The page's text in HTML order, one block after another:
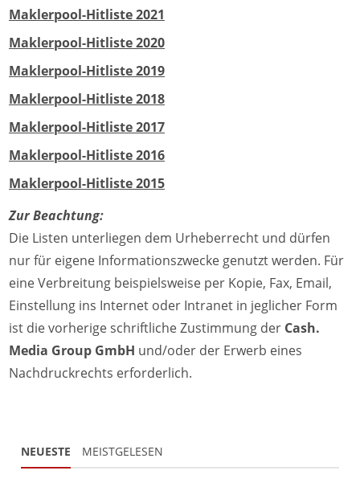
Maklerpool-Hitliste 2021
Maklerpool-Hitliste 2020
Maklerpool-Hitliste 2019
Maklerpool-Hitliste 2018
Maklerpool-Hitliste 2017
Maklerpool-Hitliste 2016
Maklerpool-Hitliste 2015
Zur Beachtung:
Die Listen unterliegen dem Urheberrecht und dürfen
nur für eigene Informationszwecke genutzt werden. Für
eine Verbreitung beispielsweise per Kopie, Fax, Email,
Einstellung ins Internet oder Intranet in jeglicher Form
ist die vorherige schriftliche Zustimmung der Cash.
Media Group GmbH und/oder der Erwerb eines
Nachdruckrechts erforderlich.
NEUESTE MEISTGELESEN